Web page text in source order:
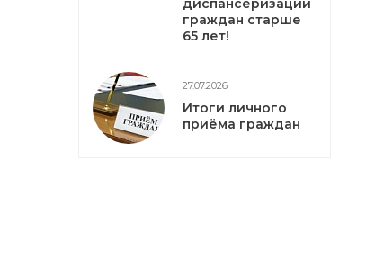
диспансеризации
граждан старше
65 лет!
27.07.2026
Итоги личного
приёма граждан